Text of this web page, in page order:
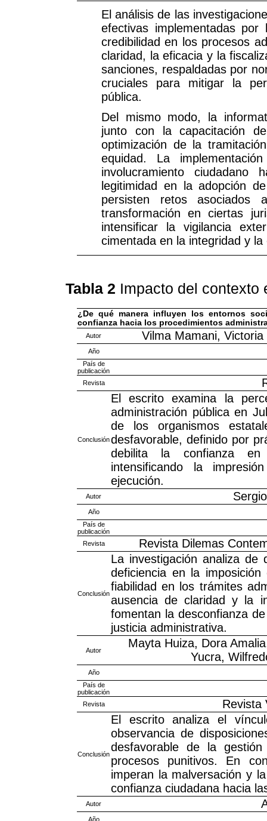
El análisis de las
efectivas implementadas
credibilidad en los procesos
claridad, la eficacia y la
sanciones, respaldadas por
cruciales para mitigar la
pública.
Del mismo modo, la
junto con la capacitación
optimización de la
equidad. La
involucramiento ciudadano
legitimidad en la adopción
persisten retos
transformación en ciertas
intensificar la vigilancia
cimentada en la integridad y
Tabla 2 Impacto del
¿De qué manera influyen los entornos
confianza hacia los procedimientos
Autor Vilma Mamani,
Año
País de
publicación
Revista
Conclusión
El escrito examina la
administración pública en
de los organismos
desfavorable, definido por
debilita la confianza en
intensificando la
ejecución.
Autor
Año
País de
publicación
Revista
Revista Dilemas
Conclusión
La investigación analiza de
deficiencia en la
fiabilidad en los trámites
ausencia de claridad y la
fomentan la desconfianza
justicia administrativa.
Autor
Mayta Huiza, Dora
Yucra,
Año
País de
publicación
Revista
Revista
Conclusión
El escrito analiza el
observancia de
desfavorable de la
procesos punitivos. En
imperan la malversación y
confianza ciudadana hacia
Autor
Año